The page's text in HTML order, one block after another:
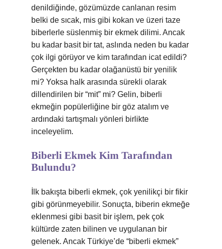
denildiğinde, gözümüzde canlanan resim
belki de sıcak, mis gibi kokan ve üzeri taze
biberlerle süslenmiş bir ekmek dilimi. Ancak
bu kadar basit bir tat, aslında neden bu kadar
çok ilgi görüyor ve kim tarafından icat edildi?
Gerçekten bu kadar olağanüstü bir yenilik
mi? Yoksa halk arasında sürekli olarak
dillendirilen bir “mit” mi? Gelin, biberli
ekmeğin popülerliğine bir göz atalım ve
ardındaki tartışmalı yönleri birlikte
inceleyelim.
Biberli Ekmek Kim Tarafından
Bulundu?
İlk bakışta biberli ekmek, çok yenilikçi bir fikir
gibi görünmeyebilir. Sonuçta, biberin ekmeğe
eklenmesi gibi basit bir işlem, pek çok
kültürde zaten bilinen ve uygulanan bir
gelenek. Ancak Türkiye’de “biberli ekmek”